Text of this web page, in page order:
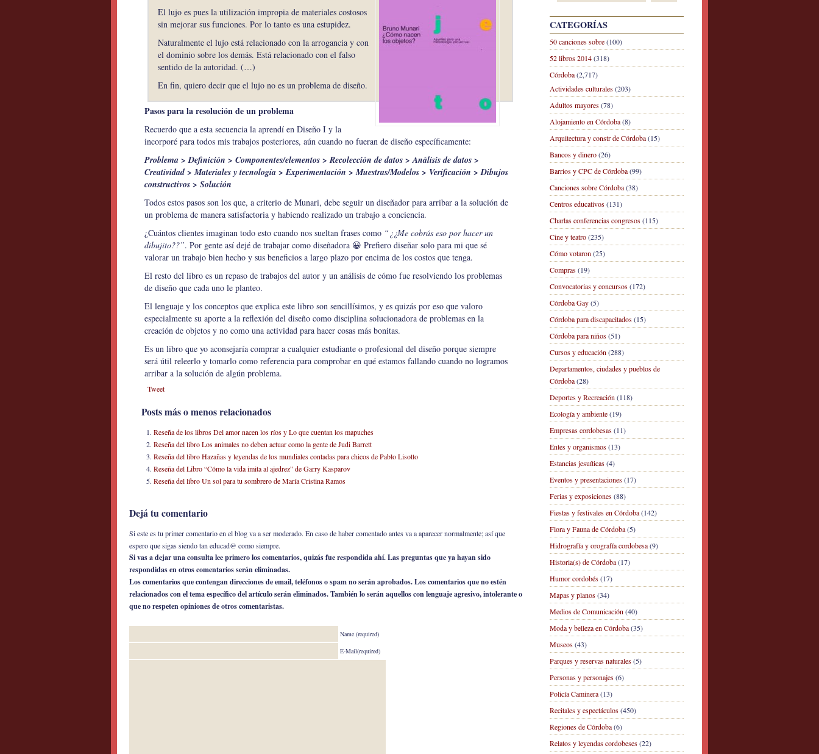
CATEGORÍAS
50 canciones sobre(100)
52 libros 2014(318)
Córdoba(2,717)
Actividades culturales(203)
Adultos mayores(78)
Alojamiento en Córdoba(8)
Arquitectura y constr de Córdoba(15)
Bancos y dinero(26)
Barrios y CPC de Córdoba(99)
Canciones sobre Córdoba(38)
Centros educativos(131)
Charlas conferencias congresos(115)
Cine y teatro(235)
Cómo votaron (25)
Compras(19)
Convocatorias y concursos(172)
Córdoba Gay(5)
Córdoba para discapacitados(15)
Córdoba para niños(51)
Cursos y educación (288)
Departamentos, ciudades y pueblos de
Córdoba(28)
Deportes y Recreación (118)
Ecología y ambiente(19)
Empresas cordobesas(11)
Entes y organismos(13)
Estancias jesuíticas(4)
Eventos y presentaciones(17)
Ferias y exposiciones(88)
Fiestas y festivales en Córdoba(142)
Flora y Fauna de Córdoba(5)
Hidrografía y orografía cordobesa(9)
Historia(s) de Córdoba(17)
Humor cordobés(17)
Mapas y planos(34)
Medios de Comunicación (40)
Moda y belleza en Córdoba(35)
Museos(43)
Parques y reservas naturales(5)
Personas y personajes(6)
Policía Caminera(13)
Recitales y espectáculos(450)
Regiones de Córdoba(6)
Relatos y leyendas cordobeses(22)
El lujo es pues la utilización impropia de materiales costosos
sin mejorar sus funciones. Por lo tanto es una estupidez.
Naturalmente el lujo está relacionado con la arrogancia y con
el dominio sobre los demás. Está relacionado con el falso
sentido de la autoridad. (…)
En fin, quiero decir que el lujo no es un problema de diseño.
Pasos para la resolución de un problema
Recuerdo que a esta secuencia la aprendí en Diseño I y la
incorporé para todos mis trabajos posteriores, aún cuando no fueran de diseño específicamente:
Problema > Definición > Componentes/elementos > Recolección de datos > Análisis de datos >
Creatividad > Materiales y tecnología > Experimentación > Muestras/Modelos > Verificación > Dibujos
constructivos > Solución
Todos estos pasos son los que, a criterio de Munari, debe seguir un diseñador para arribar a la solución de
un problema de manera satisfactoria y habiendo realizado un trabajo a conciencia.
¿Cuántos clientes imaginan todo esto cuando nos sueltan frases como “¿¿Me cobrás eso por hacer un
dibujito??”. Por gente así dejé de trabajar como diseñadora 😀 Prefiero diseñar solo para mi que sé
valorar un trabajo bien hecho y sus beneficios a largo plazo por encima de los costos que tenga.
El resto del libro es un repaso de trabajos del autor y un análisis de cómo fue resolviendo los problemas
de diseño que cada uno le planteo.
El lenguaje y los conceptos que explica este libro son sencillísimos, y es quizás por eso que valoro
especialmente su aporte a la reflexión del diseño como disciplina solucionadora de problemas en la
creación de objetos y no como una actividad para hacer cosas más bonitas.
Es un libro que yo aconsejaría comprar a cualquier estudiante o profesional del diseño porque siempre
será útil releerlo y tomarlo como referencia para comprobar en qué estamos fallando cuando no logramos
arribar a la solución de algún problema.
Tweet
Posts más o menos relacionados
Reseña de los libros Del amor nacen los ríos y Lo que cuentan los mapuches
Reseña del libro Los animales no deben actuar como la gente de Judi Barrett
Reseña del libro Hazañas y leyendas de los mundiales contadas para chicos de Pablo Lisotto
Reseña del Libro “Cómo la vida imita al ajedrez” de Garry Kasparov
Reseña del libro Un sol para tu sombrero de María Cristina Ramos
Dejá tu comentario
Si este es tu primer comentario en el blog va a ser moderado. En caso de haber comentado antes va a aparecer normalmente; así que
espero que sigas siendo tan educad@ como siempre.
Si vas a dejar una consulta lee primero los comentarios, quizás fue respondida ahí. Las preguntas que ya hayan sido
respondidas en otros comentarios serán eliminadas.
Los comentarios que contengan direcciones de email, teléfonos o spam no serán aprobados. Los comentarios que no estén
relacionados con el tema específico del artículo serán eliminados. También lo serán aquellos con lenguaje agresivo, intolerante o
que no respeten opiniones de otros comentaristas.
Name (required)
E-Mail(required)